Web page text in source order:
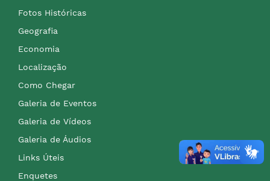
Fotos Históricas
Geografia
Economia
Localização
Como Chegar
Galeria de Eventos
Galeria de Vídeos
Galeria de Áudios
Links Úteis
Enquetes